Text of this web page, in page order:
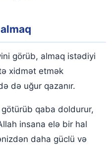
görüb, almaq istədiyi
xidmət etmək
də uğur qazanır.
qaba doldurur,
insana elə bir hal
daha güclü və